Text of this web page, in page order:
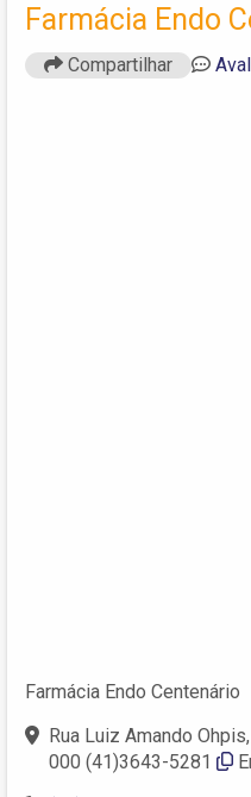
Farmácia Endo
Compartilhar
Farmácia Endo Centenário
Rua Luiz Amando
000 (41)3643-5281